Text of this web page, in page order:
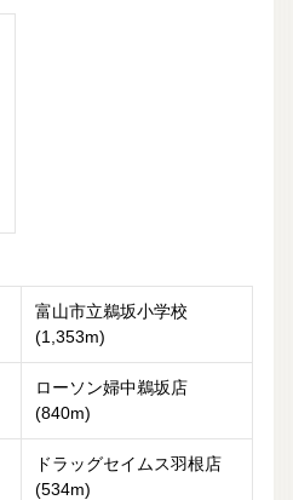
富山市立鵜坂小学校
(1,353m)
ローソン婦中鵜坂店
(840m)
ドラッグセイムス羽根店
(534m)